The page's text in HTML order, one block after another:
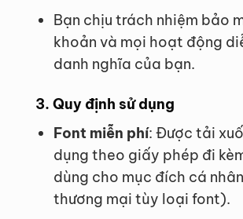
Bạn chịu trách nhiệm bảo
khoản và mọi hoạt động
danh nghĩa của bạn.
3. Quy định sử dụng
Font miễn phí: Được tải
dụng theo giấy phép đi
dùng cho mục đích cá
thương mại tùy loại font).